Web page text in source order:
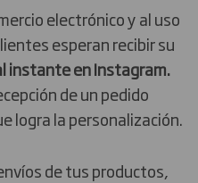
electrónico y al uso
esperan recibir su
instante en Instagram.
de un pedido
logra la personalización.
de tus productos,